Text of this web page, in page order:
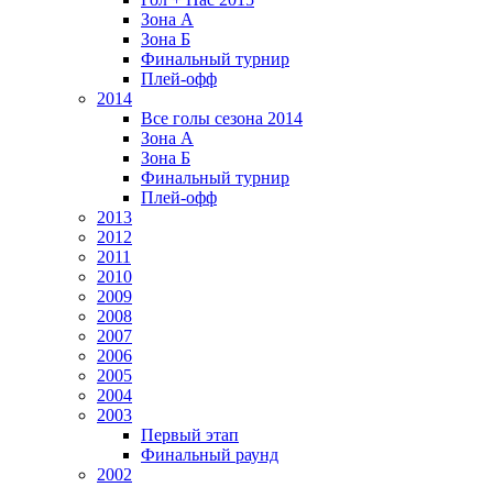
Зона А
Зона Б
Финальный турнир
Плей-офф
2014
Все голы сезона 2014
Зона А
Зона Б
Финальный турнир
Плей-офф
2013
2012
2011
2010
2009
2008
2007
2006
2005
2004
2003
Первый этап
Финальный раунд
2002